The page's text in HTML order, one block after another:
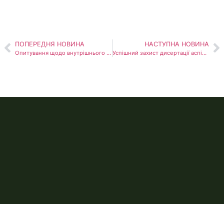
ПОПЕРЕДНЯ НОВИНА
Опитування щодо внутрішнього забезпечення якості освіти
НАСТУПНА НОВИНА
Успішний захист дисертації аспірантки кафедри педагогіки ЧЖАО ЖУЙЧЕНЬ